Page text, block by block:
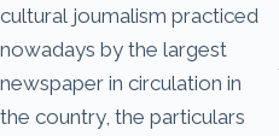
cultural joumalism practiced
nowadays by the largest
newspaper in circulation in
the country, the particulars